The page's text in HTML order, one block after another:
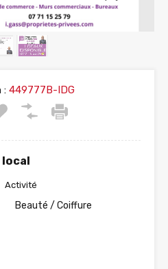
: 449777B-IDG
Activité
Beauté / Coiffure